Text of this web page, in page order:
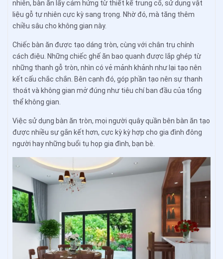
nhiên, bàn ăn lấy cảm hứng từ thiết kế trung cổ, sử dụng vật
liệu gỗ tự nhiên cực kỳ sang trọng. Nhờ đó, mà tăng thêm
chiều sâu cho không gian này.
Chiếc bàn ăn được tạo dáng tròn, cùng với chân trụ chính
cách điệu. Những chiếc ghế ăn bao quanh được lắp ghép từ
những thanh gỗ tròn, nhìn có vẻ mảnh khảnh như lại tạo nên
kết cấu chắc chắn. Bên cạnh đó, góp phần tạo nên sự thanh
thoát và không gian mở đúng như tiêu chí ban đầu của tổng
thể không gian.
Việc sử dụng bàn ăn tròn, mọi người quây quần bên bàn ăn tạo
được nhiều sự gắn kết hơn, cực kỳ kỳ hợp cho gia đình đông
người hay những buổi tụ họp gia đình, bạn bè.